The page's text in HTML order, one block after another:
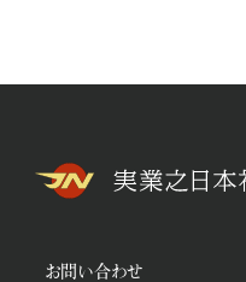
お問い合わせ